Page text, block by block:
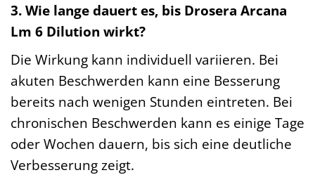
3. Wie lange dauert es, bis Drosera Arcana
Lm 6 Dilution wirkt?
Die Wirkung kann individuell variieren. Bei
akuten Beschwerden kann eine Besserung
bereits nach wenigen Stunden eintreten. Bei
chronischen Beschwerden kann es einige Tage
oder Wochen dauern, bis sich eine deutliche
Verbesserung zeigt.